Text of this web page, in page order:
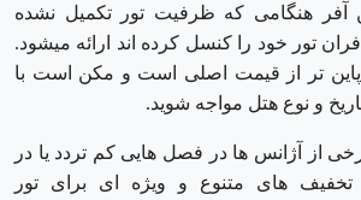
آفر هنگامی که ظرفیت تور تکمیل نشده
تور خود را کنسل کرده اند ارائه میشود.
پاین تر از قیمت اصلی است و مکن است با
و نوع هتل مواجه شوید.
از آژانس ها در فصل هایی کم تردد یا در
های متنوع و ویژه ای برای تور